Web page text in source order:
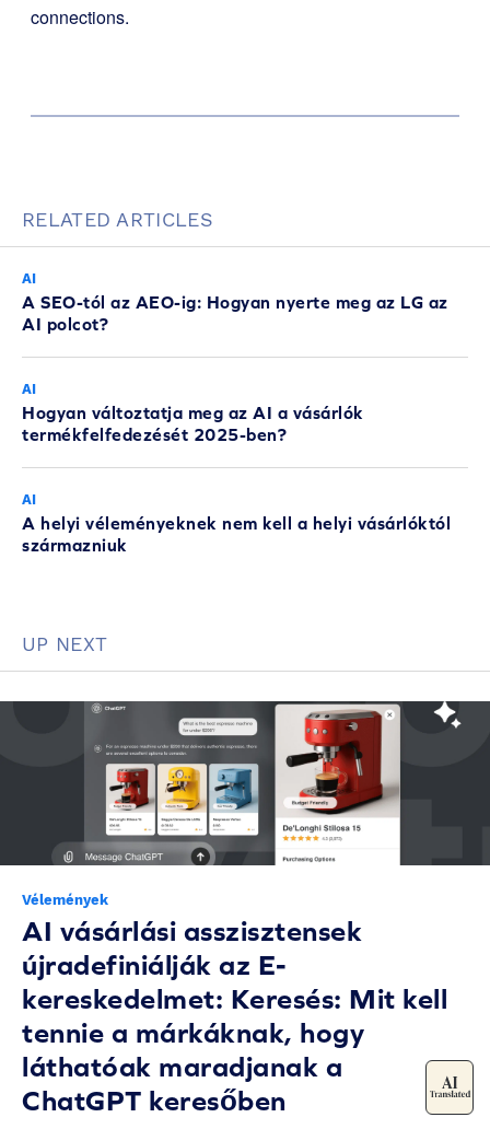
connections.
RELATED ARTICLES
AI
A SEO-tól az AEO-ig: Hogyan nyerte meg az LG az
AI polcot?
AI
Hogyan változtatja meg az AI a vásárlók
termékfelfedezését 2025-ben?
AI
A helyi véleményeknek nem kell a helyi vásárlóktól
származniuk
UP NEXT
Vélemények
AI vásárlási asszisztensek
újradefiniálják az E-
kereskedelmet: Keresés: Mit kell
tennie a márkáknak, hogy
láthatóak maradjanak a
ChatGPT keresőben